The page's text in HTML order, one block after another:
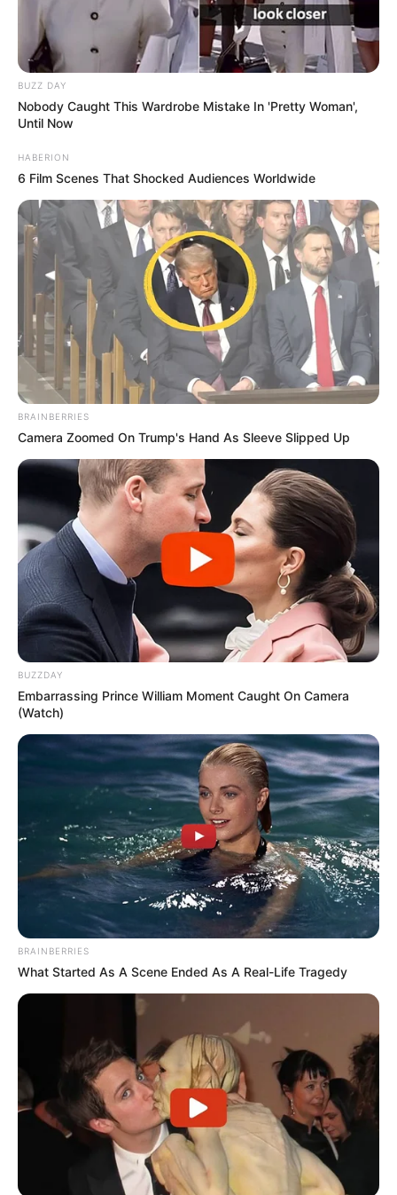
FNARAS convoca ACS e ACE para
promulgação da PEC 14 no Congresso
Prefeitura realiza a maior entrega de
motocicletas aos Agentes de Saúde da
história...
Agente de Saúde é indiciada por falsificar
visitas que nunca aconteceram.
Terceiro lote da restituição do IR paga R$
4,61 bilhões para 2,7 milhões de
contribuintes.
passo a passo para conseguir o benefício.
PLP 185 continua travado na Câmara dos
Deputados por erro em seu texto.
ACS e ACE: celetista, estatutário ou
contrato precário — entenda o que muda
no seu bolso e na sua carreira.
DIVERSAS
MATÉRIAS EM DESTAQUE NOS ÚLTIMOS 30 DIAS
Prefeitura realiza a maior entrega de
motocicletas aos Agentes de Saúde da
história...
Agente de Saúde é indiciada por
Terceiro lote da restituição do IR paga
R$ 4,61 bilhões para 2,7 milhões de
contribuintes.
MATÉRIAS EM DESTAQUES
Agente de Saúde é indiciada por
falsificar visitas que nunca aconteceram.
BUZZ DAY
Nobody Caught This Wardrobe Mistake In 'Pretty Woman',
Until Now
HABERION
6 Film Scenes That Shocked Audiences Worldwide
BRAINBERRIES
Camera Zoomed On Trump's Hand As Sleeve Slipped Up
BUZZDAY
Embarrassing Prince William Moment Caught On Camera
(Watch)
BRAINBERRIES
What Started As A Scene Ended As A Real-Life Tragedy